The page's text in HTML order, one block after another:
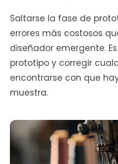
Saltarse la fase de
errores más costosos
diseñador emergente.
prototipo y corregir
encontrarse con que
muestra.